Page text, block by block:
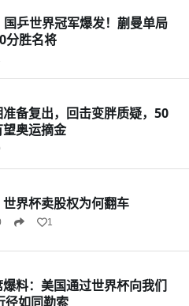
国乒世界冠军爆发！蒯曼单局
分胜名将
备复出，回击变胖质疑，50
奥运摘金
界杯卖股权为何翻车
1
料：美国通过世界杯向我们
径如同勒索